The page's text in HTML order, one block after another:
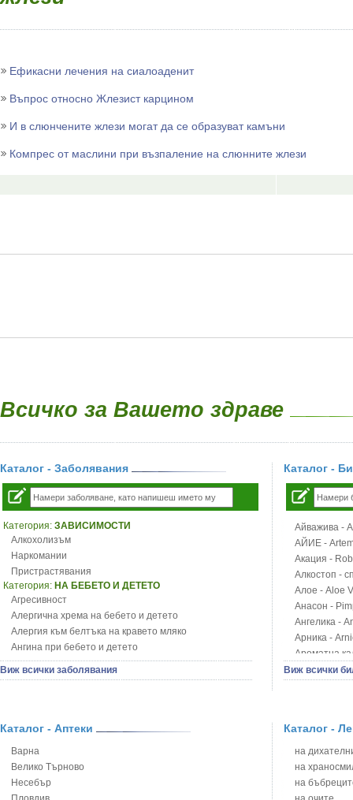
Ефикасни лечения на сиалоаденит
Въпрос относно Жлезист карцином
И в слюнчените жлези могат да се образуват камъни
Компрес от маслини при възпаление на слюнните жлези
Всичко за Вашето здраве
Каталог - Заболявания
Категория: ЗАВИСИМОСТИ
Алкохолизъм
Наркомании
Пристрастявания
Категория: НА БЕБЕТО И ДЕТЕТО
Агресивност
Алергична хрема на бебето и детето
Алергия към белтъка на кравето мляко
Ангина при бебето и детето
Анемия при бебето и детето
Апетит - пълни деца
Бронхиална астма при бебето и детето
Варицела
Висока температура на бебето и детето
Възпаление на ушите на бебето и детето
Виж всички заболявания
Каталог -
Айважива -
АЙИЕ -
Акация -
Алкостоп -
Алое - Aloe
Анасон -
Ангелика -
Арника -
Ароматна
Арония -
Блатен
Блян
Бобови
Божур -
Борови
Виж всички
Каталог - Аптеки
Варна
Велико Търново
Несебър
Каталог -
на
на
на